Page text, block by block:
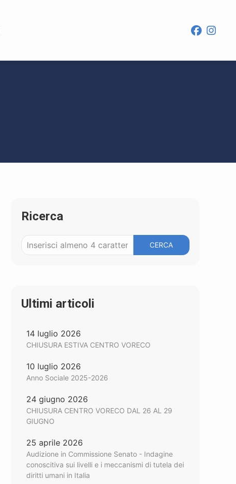
Ricerca
CERCA
Ultimi articoli
14 luglio 2026
CHIUSURA ESTIVA CENTRO VORECO
10 luglio 2026
Anno Sociale 2025-2026
24 giugno 2026
CHIUSURA CENTRO VORECO DAL 26 AL 29
GIUGNO
25 aprile 2026
Audizione in Commissione Senato - Indagine
conoscitiva sui livelli e i meccanismi di tutela dei
diritti umani in Italia